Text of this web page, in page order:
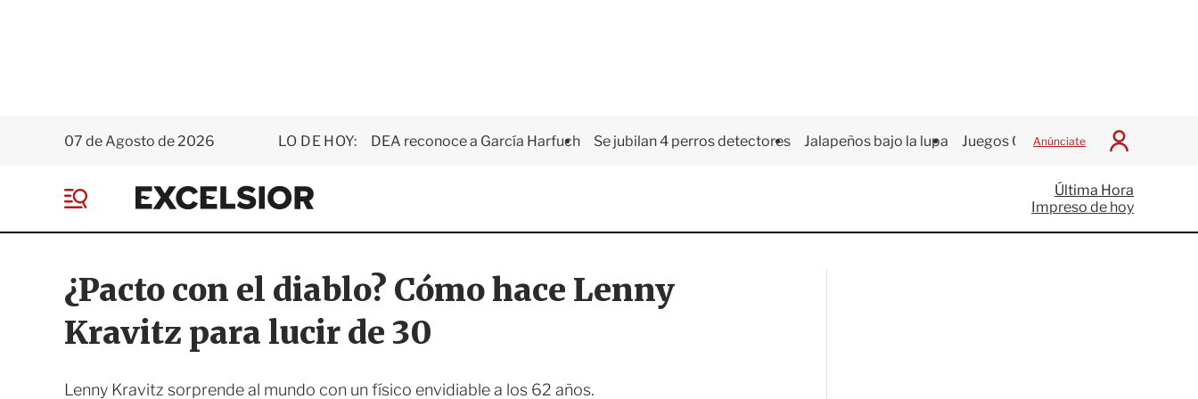
07 de Agosto de 2026 LO DE HOY: DEA reconoce a García Harfuch Se jubilan 4 perros detectores Jalapeños bajo la lupa Juegos Centroamericanos
Anúnciate
I
c
i
a
E
x
e
i
o
r
e
Última Hora
Impreso de hoy
¿Pacto con el diablo? Cómo hace Lenny
Kravitz para lucir de 30
Lenny Kravitz sorprende al mundo con un físico envidiable a los 62 años.